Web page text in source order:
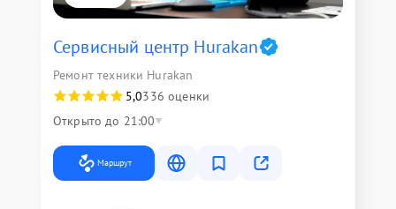
Сервисный центр Hurakan
Ремонт техники Hurakan
5,0336 оценки
Открыто до 21:00
Маршрут